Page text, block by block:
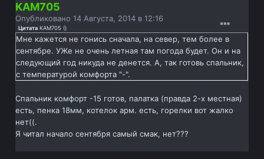
KAM705
Опубликовано14 Августа, 2014 в 12:16
Цитата KAM705 ()
Мне кажется не гонись сначала, на север, тем более в
сентябре. УЖе не очень летная там погода будет. Он и на
следующий год никуда не денется. А, так готовь спальник,
с температурой комфорта "-".
Спальник комфорт -15 готов, палатка (правда 2-х местная)
есть, пенка 18мм, котелок арм. есть, горелки вот жалко
нет((.
Я читал начало сентября самый смак, нет???